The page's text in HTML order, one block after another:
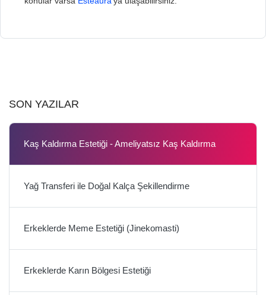
SON YAZILAR
Kaş Kaldırma Estetiği - Ameliyatsız Kaş Kaldırma
Yağ Transferi ile Doğal Kalça Şekillendirme
Erkeklerde Meme Estetiği (Jinekomasti)
Erkeklerde Karın Bölgesi Estetiği